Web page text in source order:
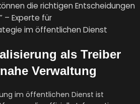
die richtigen Entscheidungen
– Experte für
im öffentlichen Dienst
als Treiber
Verwaltung
im öffentlichen Dienst ist